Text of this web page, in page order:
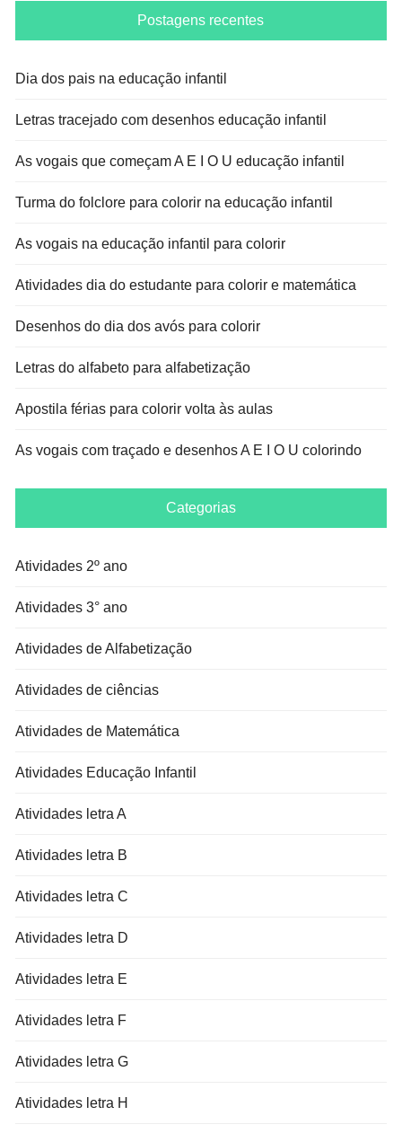
Postagens recentes
Dia dos pais na educação infantil
Letras tracejado com desenhos educação infantil
As vogais que começam A E I O U educação infantil
Turma do folclore para colorir na educação infantil
As vogais na educação infantil para colorir
Atividades dia do estudante para colorir e matemática
Desenhos do dia dos avós para colorir
Letras do alfabeto para alfabetização
Apostila férias para colorir volta às aulas
As vogais com traçado e desenhos A E I O U colorindo
Categorias
Atividades 2º ano
Atividades 3° ano
Atividades de Alfabetização
Atividades de ciências
Atividades de Matemática
Atividades Educação Infantil
Atividades letra A
Atividades letra B
Atividades letra C
Atividades letra D
Atividades letra E
Atividades letra F
Atividades letra G
Atividades letra H